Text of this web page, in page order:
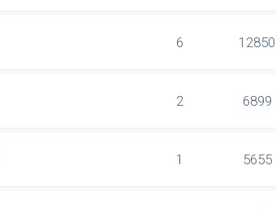
6 12850
2 6899
1 5655